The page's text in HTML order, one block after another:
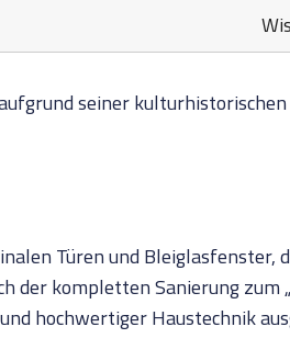
seiner
Türen und Bleiglasfenster,
der kompletten Sanierung
hochwertiger Haustechnik